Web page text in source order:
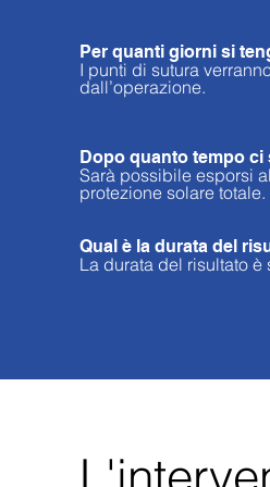
Per quanti giorni si
I punti di sutura
dall’operazione.
Dopo quanto tempo
Sarà possibile esporsi
protezione solare totale.
Qual è la durata del
La durata del risultato è